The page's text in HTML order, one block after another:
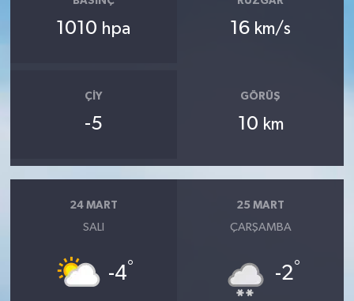
1010 hpa 16 km/s
ÇIY
-5
GÖRÜŞ
10 km
24 MART
SALI
-4°
25 MART
ÇARŞAMBA
-2°